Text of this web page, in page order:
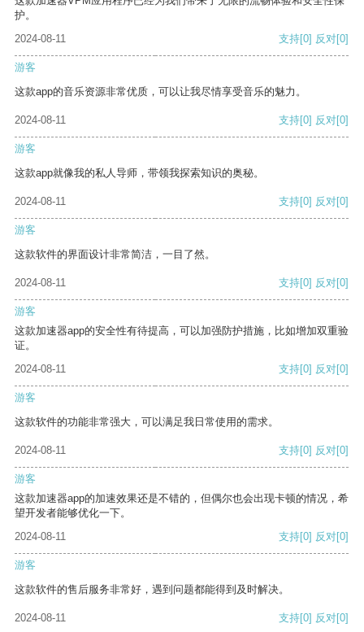
护。
2024-08-11
支持[0] 反对[0]
游客
这款app的音乐资源非常优质，可以让我尽情享受音乐的魅力。
2024-08-11 支持[0] 反对[0]
游客
这款app就像我的私人导师，带领我探索知识的奥秘。
2024-08-11 支持[0] 反对[0]
游客
这款软件的界面设计非常简洁，一目了然。
2024-08-11 支持[0] 反对[0]
游客
这款加速器app的安全性有待提高，可以加强防护措施，比如增加双重验
证。
2024-08-11
支持[0] 反对[0]
游客
这款软件的功能非常强大，可以满足我日常使用的需求。
2024-08-11 支持[0] 反对[0]
游客
这款加速器app的加速效果还是不错的，但偶尔也会出现卡顿的情况，希
望开发者能够优化一下。
2024-08-11
支持[0] 反对[0]
游客
这款软件的售后服务非常好，遇到问题都能得到及时解决。
2024-08-11 支持[0] 反对[0]